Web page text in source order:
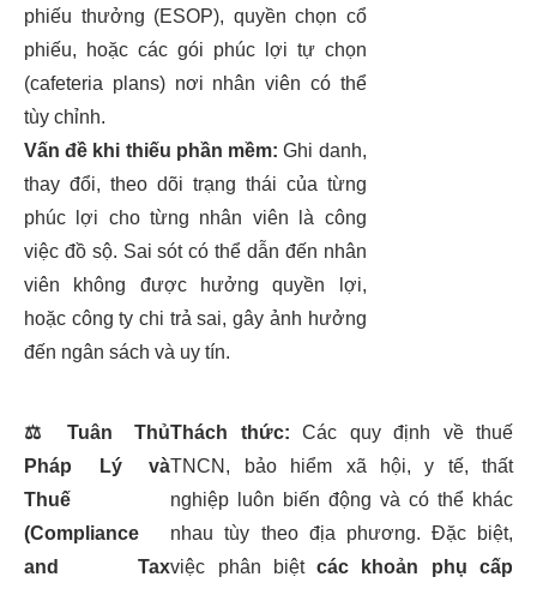
phiếu thưởng (ESOP), quyền chọn cổ
phiếu, hoặc các gói phúc lợi tự chọn
(cafeteria plans) nơi nhân viên có thể
tùy chỉnh.
Vấn đề khi thiếu phần mềm: Ghi danh,
thay đổi, theo dõi trạng thái của từng
phúc lợi cho từng nhân viên là công
việc đồ sộ. Sai sót có thể dẫn đến nhân
viên không được hưởng quyền lợi,
hoặc công ty chi trả sai, gây ảnh hưởng
đến ngân sách và uy tín.
⚖️
Tuân Thủ
Pháp Lý và
Thuế
(Compliance
and Tax
Thách thức: Các quy định về thuế
TNCN, bảo hiểm xã hội, y tế, thất
nghiệp luôn biến động và có thể khác
nhau tùy theo địa phương. Đặc biệt,
việc phân biệtcác khoản phụ cấp